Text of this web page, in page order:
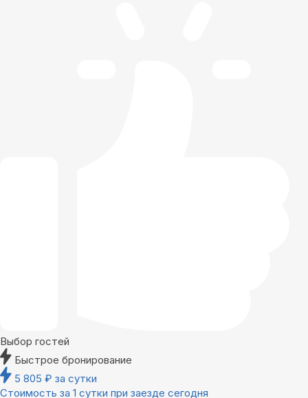
Выбор гостей
Быстрое бронирование
5 805 ₽ за сутки
Стоимость за 1 сутки при заезде сегодня